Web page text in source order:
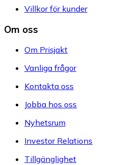
Villkor för kunder
Om oss
Om Prisjakt
Vanliga frågor
Kontakta oss
Jobba hos oss
Nyhetsrum
Investor Relations
Tillgänglighet